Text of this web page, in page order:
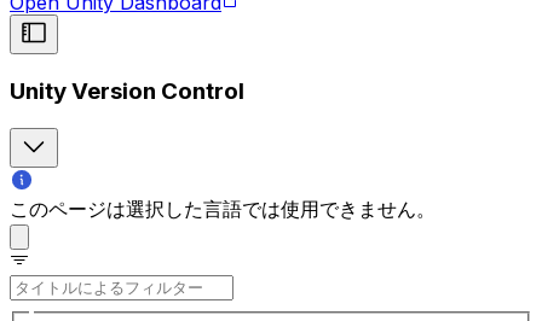
Unity Version Control
このページは選択した言語では使用できません。